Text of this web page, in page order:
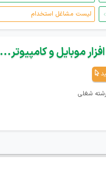
لیست مشاغل استخدام
موبایل و کامپیوتر...
شغلی